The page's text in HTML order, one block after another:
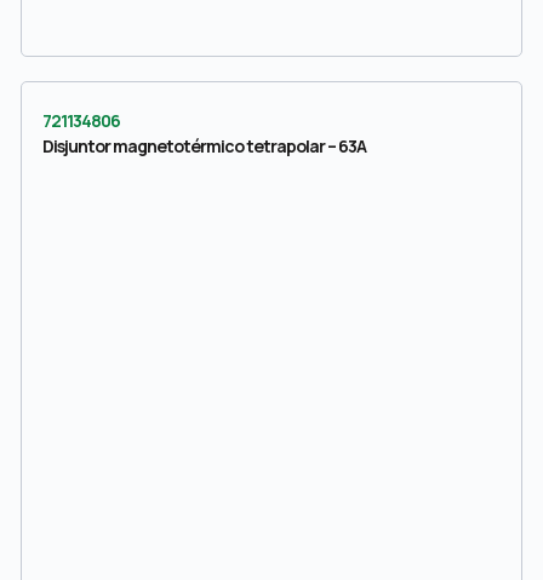
721134806
Disjuntor magnetotérmico tetrapolar – 63A